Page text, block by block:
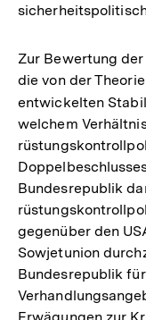
Zur Bewertung
die von der
entwickelten
welchem
Bundesrepublik
gegenüber den
Sowjetunion
Bundesrepublik
Erwägungen zur